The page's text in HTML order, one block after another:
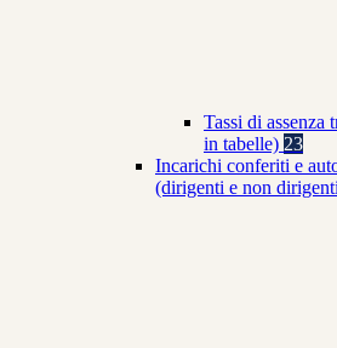
Tassi di assenza
in tabelle) 23
Incarichi conferiti e
(dirigenti e non